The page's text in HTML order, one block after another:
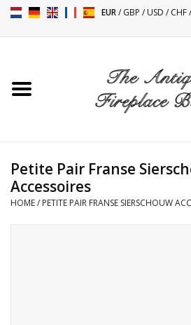
EUR/GBP /USD /CHF
Toebehoren
Kacheltjes
Petite Pair Franse
Accessoires
HOME/ PETITE PAIR FRANSE SIERSCHOUW